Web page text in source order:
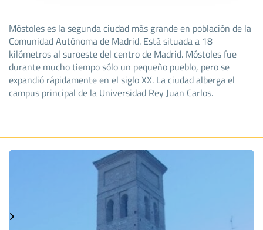
Móstoles es la segunda ciudad más grande en población de la
Comunidad Autónoma de Madrid. Está situada a 18
kilómetros al suroeste del centro de Madrid. Móstoles fue
durante mucho tiempo sólo un pequeño pueblo, pero se
expandió rápidamente en el siglo XX. La ciudad alberga el
campus principal de la Universidad Rey Juan Carlos.